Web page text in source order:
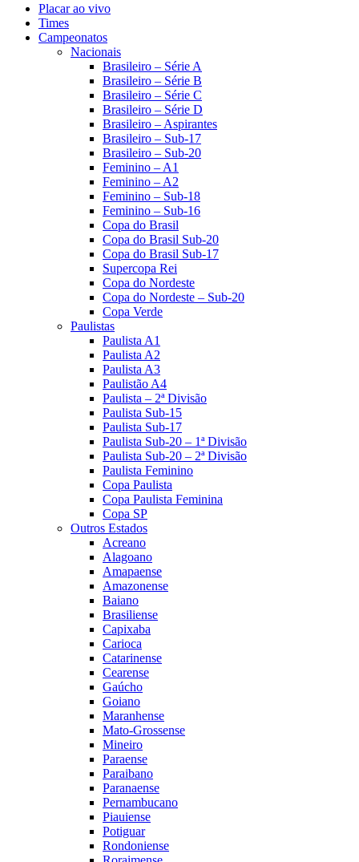
Placar ao vivo
Times
Campeonatos
Nacionais
Brasileiro – Série A
Brasileiro – Série B
Brasileiro – Série C
Brasileiro – Série D
Brasileiro – Aspirantes
Brasileiro – Sub-17
Brasileiro – Sub-20
Feminino – A1
Feminino – A2
Feminino – Sub-18
Feminino – Sub-16
Copa do Brasil
Copa do Brasil Sub-20
Copa do Brasil Sub-17
Supercopa Rei
Copa do Nordeste
Copa do Nordeste – Sub-20
Copa Verde
Paulistas
Paulista A1
Paulista A2
Paulista A3
Paulistão A4
Paulista – 2ª Divisão
Paulista Sub-15
Paulista Sub-17
Paulista Sub-20 – 1ª Divisão
Paulista Sub-20 – 2ª Divisão
Paulista Feminino
Copa Paulista
Copa Paulista Feminina
Copa SP
Outros Estados
Acreano
Alagoano
Amapaense
Amazonense
Baiano
Brasiliense
Capixaba
Carioca
Catarinense
Cearense
Gaúcho
Goiano
Maranhense
Mato-Grossense
Mineiro
Paraense
Paraibano
Paranaense
Pernambucano
Piauiense
Potiguar
Rondoniense